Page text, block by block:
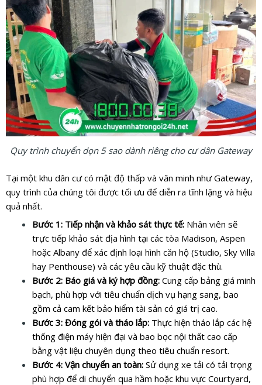
Quy trình chuyển dọn 5 sao dành riêng cho cư dân Gateway
Tại một khu dân cư có mật độ thấp và văn minh như Gateway,
quy trình của chúng tôi được tối ưu để diễn ra tĩnh lặng và hiệu
quả nhất.
Bước 1: Tiếp nhận và khảo sát thực tế: Nhân viên sẽ
trực tiếp khảo sát địa hình tại các tòa Madison, Aspen
hoặc Albany để xác định loại hình căn hộ (Studio, Sky Villa
hay Penthouse) và các yêu cầu kỹ thuật đặc thù.
Bước 2: Báo giá và ký hợp đồng: Cung cấp bảng giá minh
bạch, phù hợp với tiêu chuẩn dịch vụ hạng sang, bao
gồm cả cam kết bảo hiểm tài sản có giá trị cao.
Bước 3: Đóng gói và tháo lắp: Thực hiện tháo lắp các hệ
thống điện máy hiện đại và bao bọc nội thất cao cấp
bằng vật liệu chuyên dụng theo tiêu chuẩn resort.
Bước 4: Vận chuyển an toàn: Sử dụng xe tải có tải trọng
phù hợp để di chuyển qua hầm hoặc khu vực Courtyard,